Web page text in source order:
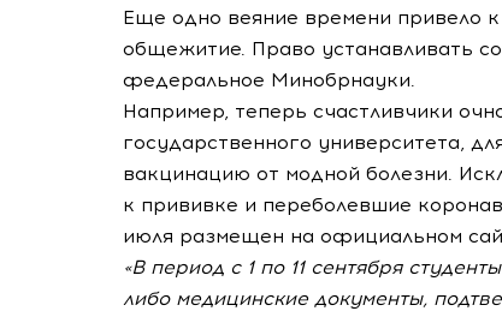
Еще одно веяние времени привело
общежитие. Право устанавливать
федеральное Минобрнауки.
Например, теперь счастливчики
государственного университета,
вакцинацию от модной болезни.
к прививке и переболевшие
июля размещен на официальном
«В период с 1 по 11 сентября
либо медицинские документы,